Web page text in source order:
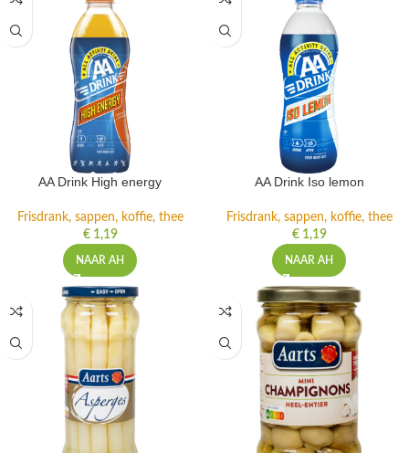
AA Drink High energy
Frisdrank, sappen, koffie, thee
€1,19
NAAR AH
AA Drink Iso lemon
Frisdrank, sappen, koffie, thee
€1,19
NAAR AH